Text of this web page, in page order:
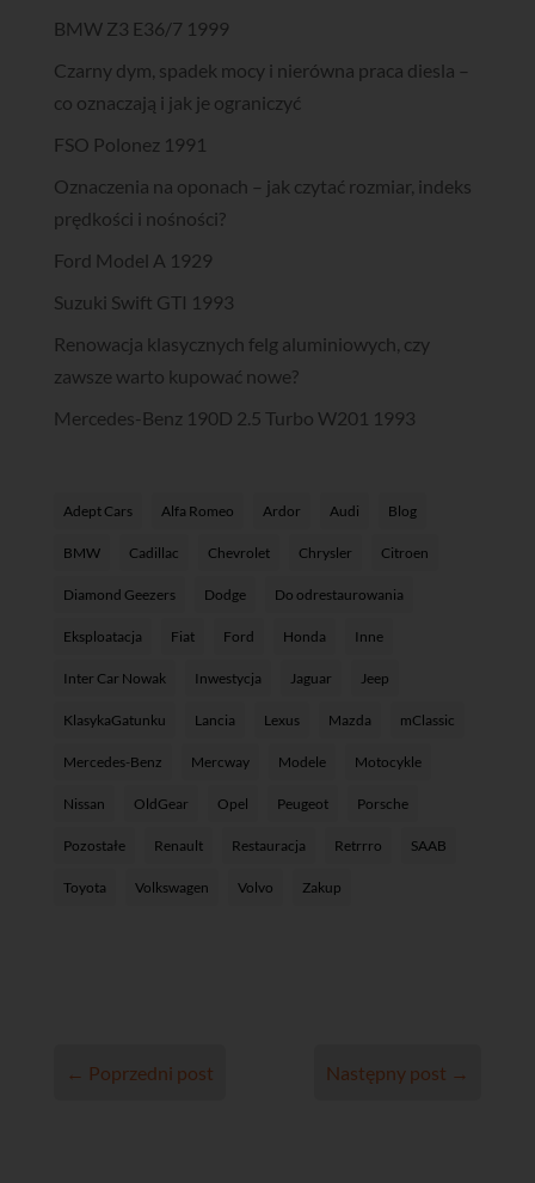
BMW Z3 E36/7 1999
Czarny dym, spadek mocy i nierówna praca diesla –
co oznaczają i jak je ograniczyć
FSO Polonez 1991
Oznaczenia na oponach – jak czytać rozmiar, indeks
prędkości i nośności?
Ford Model A 1929
Suzuki Swift GTI 1993
Renowacja klasycznych felg aluminiowych, czy
zawsze warto kupować nowe?
Mercedes-Benz 190D 2.5 Turbo W201 1993
Adept Cars Alfa Romeo Ardor Audi Blog
BMW Cadillac Chevrolet Chrysler Citroen
Diamond Geezers Dodge Do odrestaurowania
Eksploatacja Fiat Ford Honda Inne
Inter Car Nowak Inwestycja Jaguar Jeep
KlasykaGatunku Lancia Lexus Mazda mClassic
Mercedes-Benz Mercway Modele Motocykle
Nissan OldGear Opel Peugeot Porsche
Pozostałe Renault Restauracja Retrrro SAAB
Toyota Volkswagen Volvo Zakup
← Poprzedni post Następny post →